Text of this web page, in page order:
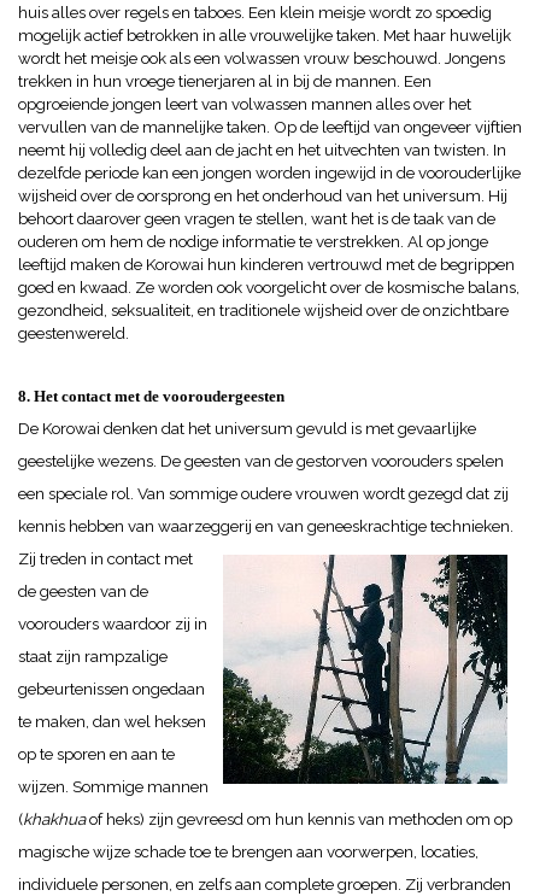
huis alles over regels en taboes. Een klein meisje wordt zo spoedig
mogelijk actief betrokken in alle vrouwelijke taken. Met haar huwelijk
wordt het meisje ook als een volwassen vrouw beschouwd. Jongens
trekken in hun vroege tienerjaren al in bij de mannen. Een
opgroeiende jongen leert van volwassen mannen alles over het
vervullen van de mannelijke taken. Op de leeftijd van ongeveer vijftien
neemt hij volledig deel aan de jacht en het uitvechten van twisten. In
dezelfde periode kan een jongen worden ingewijd in de voorouderlijke
wijsheid over de oorsprong en het onderhoud van het universum. Hij
behoort daarover geen vragen te stellen, want het is de taak van de
ouderen om hem de nodige informatie te verstrekken. Al op jonge
leeftijd maken de Korowai hun kinderen vertrouwd met de begrippen
goed en kwaad. Ze worden ook voorgelicht over de kosmische balans,
gezondheid, seksualiteit, en traditionele wijsheid over de onzichtbare
geestenwereld.
8. Het contact met de vooroudergeesten
De Korowai denken dat het universum gevuld is met gevaarlijke
geestelijke wezens. De geesten van de gestorven voorouders spelen
een speciale rol. Van sommige oudere vrouwen wordt gezegd dat zij
kennis hebben van waarzeggerij en van geneeskrachtige technieken.
Zij treden in contact met
de geesten van de
voorouders waardoor zij in
staat zijn rampzalige
gebeurtenissen ongedaan
te maken, dan wel heksen
op te sporen en aan te
wijzen. Sommige mannen
(khakhuaof heks) zijn gevreesd om hun kennis van methoden om op
magische wijze schade toe te brengen aan voorwerpen, locaties,
individuele personen, en zelfs aan complete groepen. Zij verbranden